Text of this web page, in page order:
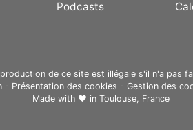
Podcasts
de ce site est illégale s'il n'a pas
- Présentation des cookies - Gestion des
Made with ❤ in Toulouse, France